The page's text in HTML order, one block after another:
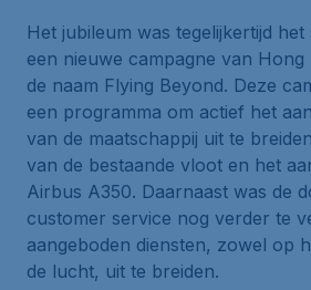
Het jubileum was tegelijkertijd
een nieuwe campagne van Hong
de naam Flying Beyond. Deze
een programma om actief het
van de maatschappij uit te
van de bestaande vloot en het
Airbus A350. Daarnaast was de
customer service nog verder te
aangeboden diensten, zowel op
de lucht, uit te breiden.